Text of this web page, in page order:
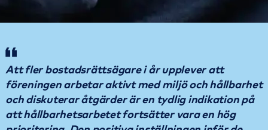
Att fler bostadsrättsägare i år upplever att
föreningen arbetar aktivt med miljö och hållbarhet
och diskuterar åtgärder är en tydlig indikation på
att hållbarhetsarbetet fortsätter vara en hög